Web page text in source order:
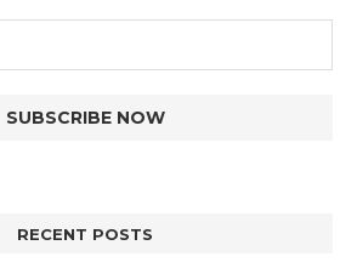
RECENT POSTS